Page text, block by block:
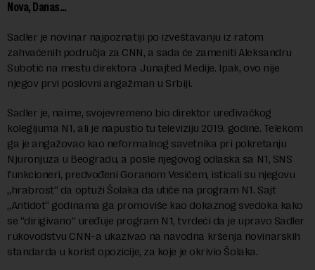
Nova, Danas…
Sadler je novinar najpoznatiji po izveštavanju iz ratom
zahvaćenih područja za CNN, a sada će zameniti Aleksandru
Subotić na mestu direktora Junajted Medije. Ipak, ovo nije
njegov prvi poslovni angažman u Srbiji.
Sadler je, naime, svojevremeno bio direktor uređivačkog
kolegijuma N1, ali je napustio tu televiziju 2019. godine. Telekom
ga je angažovao kao neformalnog savetnika pri pokretanju
Njuronjuza u Beogradu, a posle njegovog odlaska sa N1, SNS
funkcioneri, predvođeni Goranom Vesićem, isticali su njegovu
„hrabrost“ da optuži Šolaka da utiče na program N1. Sajt
„Antidot“ godinama ga promoviše kao dokaznog svedoka kako
se “dirigivano” uređuje program N1, tvrdeći da je upravo Sadler
rukovodstvu CNN-a ukazivao na navodna kršenja novinarskih
standarda u korist opozicije, za koje je okrivio Šolaka.